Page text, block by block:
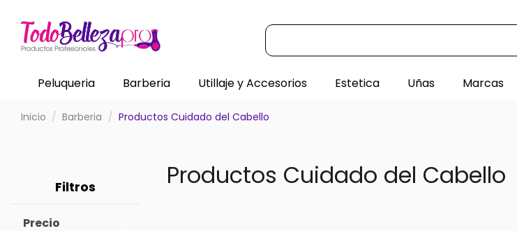
Peluqueria Barberia Utillaje y Accesorios Estetica Uñas Marcas
Inicio Barberia Productos Cuidado del Cabello
Productos Cuidado del Cabello
Filtros
Precio